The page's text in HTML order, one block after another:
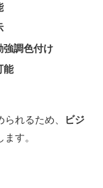
強調色付け
能
れるため、
ビジ
ます。